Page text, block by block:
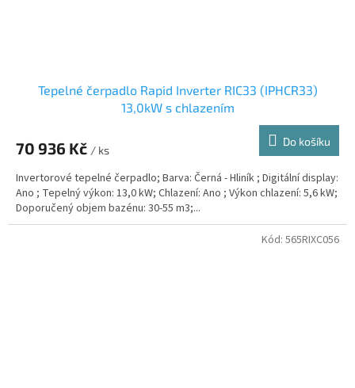
Tepelné čerpadlo Rapid Inverter RIC33 (IPHCR33)
13,0kW s chlazením
70 936 Kč / ks
Do košíku
Invertorové tepelné čerpadlo; Barva: Černá - Hliník ; Digitální display:
Ano ; Tepelný výkon: 13,0 kW; Chlazení: Ano ; Výkon chlazení: 5,6 kW;
Doporučený objem bazénu: 30-55 m3;...
Kód: 565RIXC056